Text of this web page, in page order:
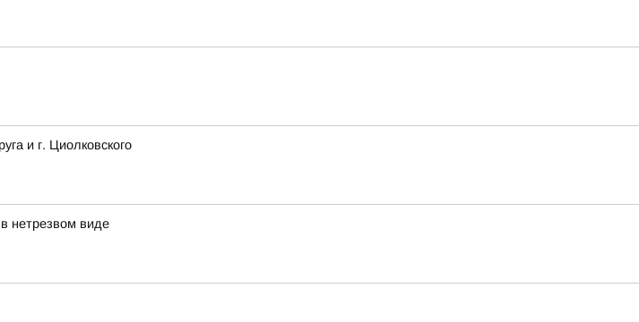
и г. Циолковского
нетрезвом виде